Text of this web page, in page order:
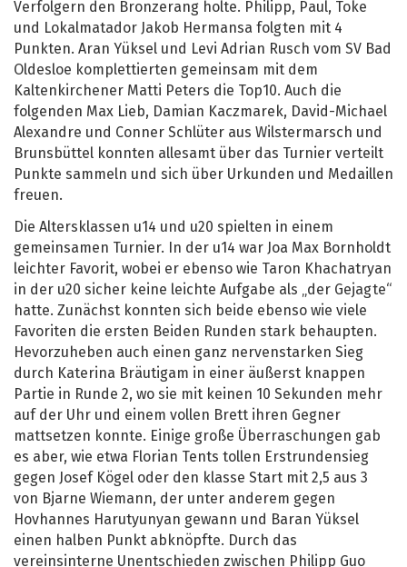
Verfolgern den Bronzerang holte. Philipp, Paul, Toke
und Lokalmatador Jakob Hermansa folgten mit 4
Punkten. Aran Yüksel und Levi Adrian Rusch vom SV Bad
Oldesloe komplettierten gemeinsam mit dem
Kaltenkirchener Matti Peters die Top10. Auch die
folgenden Max Lieb, Damian Kaczmarek, David-Michael
Alexandre und Conner Schlüter aus Wilstermarsch und
Brunsbüttel konnten allesamt über das Turnier verteilt
Punkte sammeln und sich über Urkunden und Medaillen
freuen.
Die Altersklassen u14 und u20 spielten in einem
gemeinsamen Turnier. In der u14 war Joa Max Bornholdt
leichter Favorit, wobei er ebenso wie Taron Khachatryan
in der u20 sicher keine leichte Aufgabe als „der Gejagte“
hatte. Zunächst konnten sich beide ebenso wie viele
Favoriten die ersten Beiden Runden stark behaupten.
Hevorzuheben auch einen ganz nervenstarken Sieg
durch Katerina Bräutigam in einer äußerst knappen
Partie in Runde 2, wo sie mit keinen 10 Sekunden mehr
auf der Uhr und einem vollen Brett ihren Gegner
mattsetzen konnte. Einige große Überraschungen gab
es aber, wie etwa Florian Tents tollen Erstrundensieg
gegen Josef Kögel oder den klasse Start mit 2,5 aus 3
von Bjarne Wiemann, der unter anderem gegen
Hovhannes Harutyunyan gewann und Baran Yüksel
einen halben Punkt abknöpfte. Durch das
vereinsinterne Unentschieden zwischen Philipp Guo